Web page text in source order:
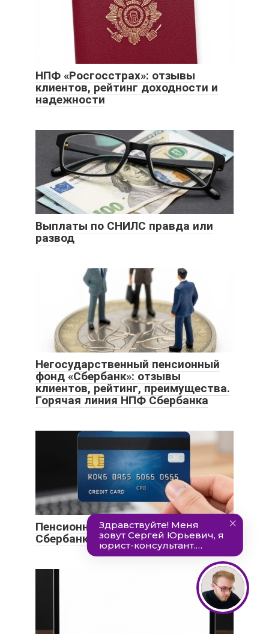
НПФ «Росгосстрах»: отзывы
клиентов, рейтинг доходности и
надежности
Выплаты по СНИЛС правда или
развод
Негосударственный пенсионный
фонд «Сбербанк»: отзывы
клиентов, рейтинг, преимущества.
Горячая линия НПФ Сбербанка
Пенсионная карта МИР от
Сбербанка: обзор преимуществ